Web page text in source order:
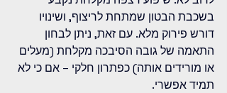
בשכבת הבטון שמתחת לריצוף, ושינויו
דורש פירוק מלא. עם זאת, ניתן לבחון
התאמה של גובה הסיבכה מקלחת (מעלים
או מורידים אותה) כפתרון חלקי – אם כי לא
תמיד אפשרי.